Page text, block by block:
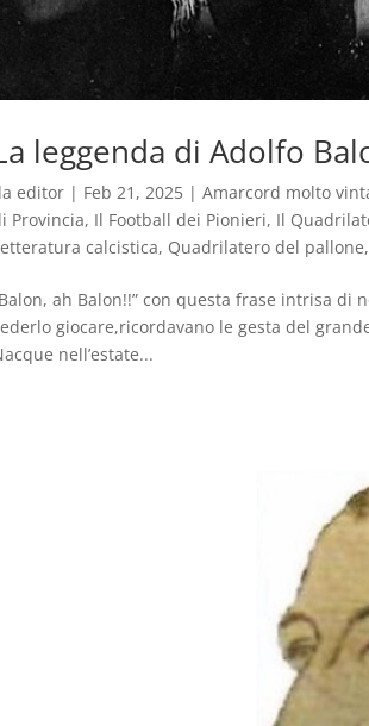
leggenda di Adolfo
editor | Feb 21, 2025 |Amarcord molto
Provincia, Il Football dei Pionieri, Il
calcistica, Quadrilatero del pallone,
ah Balon!!” con questa frase intrisa
giocare,ricordavano le gesta del
nell’estate...